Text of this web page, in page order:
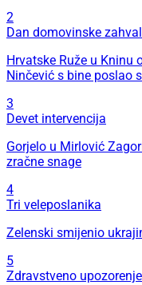
2
Dan domovinske
Hrvatske Ruže u Kninu
Ninčević s bine poslao
3
Devet intervencija
Gorjelo u Mirlović
zračne snage
4
Tri veleposlanika
Zelenski smijenio
5
Zdravstveno upozorenje